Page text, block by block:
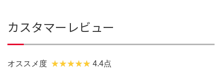
カスタマーレビュー
オススメ度 4.4点